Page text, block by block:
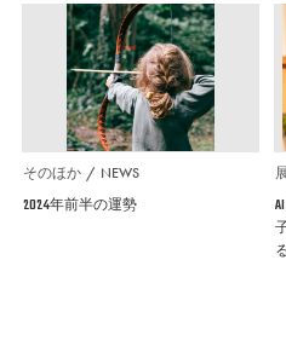
そのほか NEWS
2024年前半の運勢